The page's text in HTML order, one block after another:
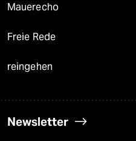
Mauerecho
Freie Rede
reingehen
Newsletter